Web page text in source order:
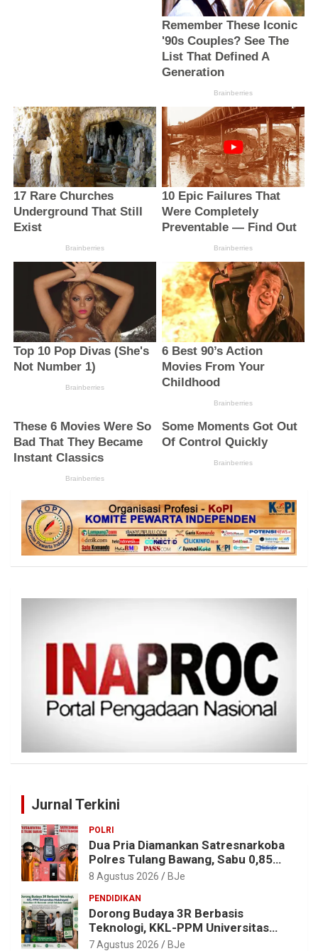
Jurnal Terkini
POLRI
Dua Pria Diamankan Satresnarkoba
Polres Tulang Bawang, Sabu 0,85
Gram dan Alat Hisap Disita
8 Agustus 2026 BJe
PENDIDIKAN
Dorong Budaya 3R Berbasis
Teknologi, KKL-PPM Universitas
Malahayati Kenalkan AI Barcode
7 Agustus 2026 BJe